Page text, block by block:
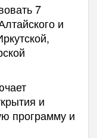
7
и
и
программу и